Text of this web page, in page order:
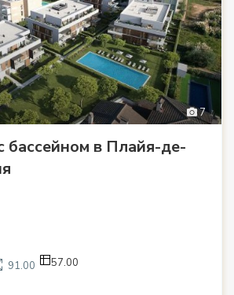
7
в Плайя-де-
91.00 57.00